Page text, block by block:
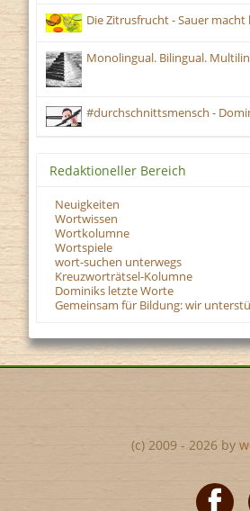
Die Zitrusfrucht - Sauer macht
Monolingual. Bilingual.
#durchschnittsmensch -
Redaktioneller Bereich
Neuigkeiten
Wortwissen
Wortkolumne
Wortspiele
wort-suchen unterwegs
Kreuzworträtsel-Kolumne
Dominiks letzte Worte
Gemeinsam für Bildung: wir
(c) 2009 - 2026 by